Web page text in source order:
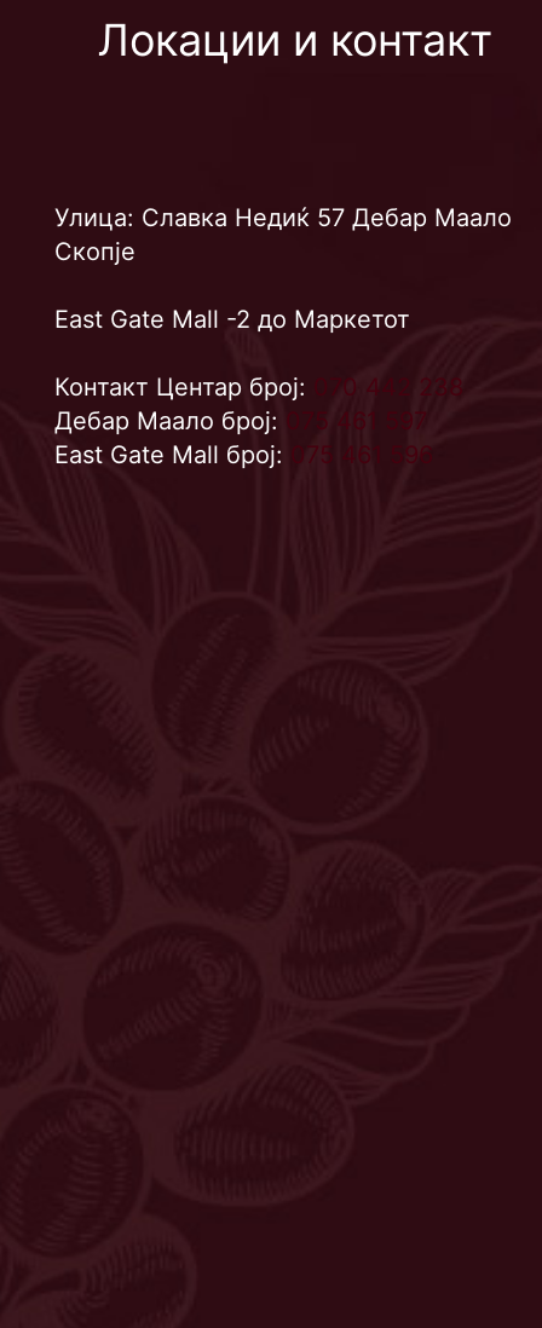
Локации и контакт
Улица: Славка Недиќ 57 Дебар Маало
Скопје
East Gate Mall -2 до Маркетот
Контакт Центар број:
070 442 238
Дебар Маало број: 075 461 597
East Gate Mall број: 075 461 596